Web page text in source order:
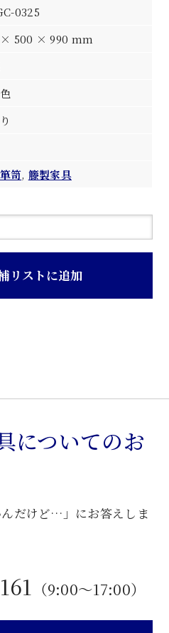
0325
500 × 990 mm
笥, 籐製家具
リストに追加
についてのお
んだけど…」にお答えしま
（9:00〜17:00）